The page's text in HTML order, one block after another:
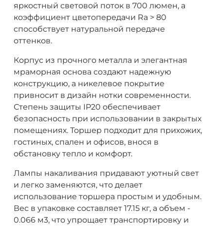
яркостный световой поток в 700 люмен, а
коэффициент цветопередачи Ra > 80
способствует натуральной передаче
оттенков.
Корпус из прочного металла и элегантная
мраморная основа создают надежную
конструкцию, а никелевое покрытие
привносит в дизайн нотки современности.
Степень защиты IP20 обеспечивает
безопасность при использовании в закрытых
помещениях. Торшер подходит для прихожих,
гостиных, спален и офисов, внося в
обстановку тепло и комфорт.
Лампы накаливания придавают уютный свет
и легко заменяются, что делает
использование торшера простым и удобным.
Вес в упаковке составляет 17.15 кг, а объем -
0.066 м3, что упрощает транспортировку и